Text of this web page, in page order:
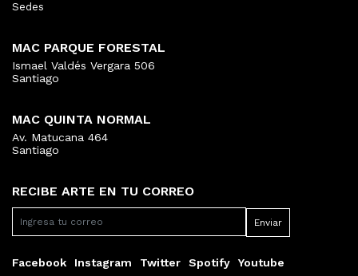
RECIBE ARTE EN TU CORREO
Facebook Instagram Twitter Spotify Youtube
Sedes
MAC PARQUE FORESTAL
Ismael Valdés Vergara 506
Santiago
MAC QUINTA NORMAL
Av. Matucana 464
Santiago